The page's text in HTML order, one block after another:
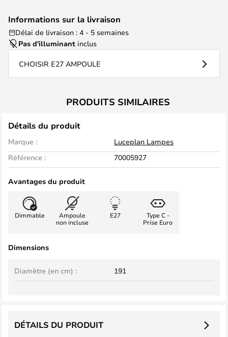
Informations sur la livraison
Délai de livraison : 4 - 5 semaines
Pas d'illuminant inclus
CHOISIR E27 AMPOULE
PRODUITS SIMILAIRES
Détails du produit
Marque :
Luceplan Lampes
Référence :
70005927
Avantages du produit
Dimmable
Ampoule
non incluse
E27
Type C -
Prise Euro
Dimensions
Diamètre (en cm) : 191
DÉTAILS DU PRODUIT